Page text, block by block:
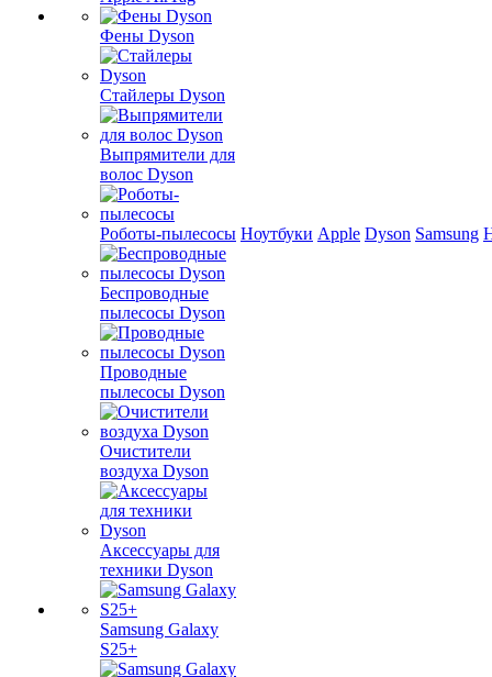
Фены Dyson
Стайлеры Dyson
Выпрямители для
волос Dyson
Роботы-пылесосы
Беспроводные
пылесосы Dyson
Проводные
пылесосы Dyson
Очистители
воздуха Dyson
Аксессуары для
техники Dyson
Samsung Galaxy
S25+
Ноутбуки Apple Dyson Samsung